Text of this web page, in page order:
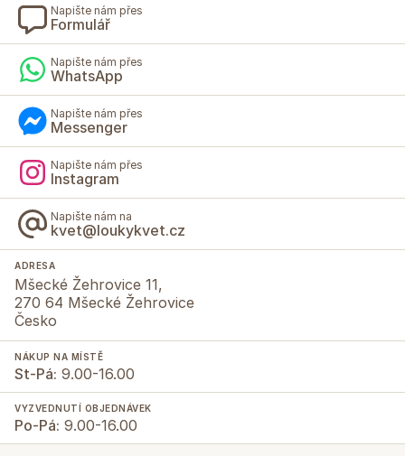
Napište nám přes
Formulář
Napište nám přes
WhatsApp
Napište nám přes
Messenger
Napište nám přes
Instagram
Napište nám na
kvet@loukykvet.cz
ADRESA
Mšecké Žehrovice 11,
270 64 Mšecké Žehrovice
Česko
NÁKUP NA MÍSTĚ
St-Pá: 9.00-16.00
VYZVEDNUTÍ OBJEDNÁVEK
Po-Pá: 9.00-16.00